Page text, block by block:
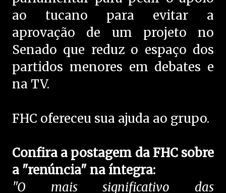
ao tucano para evitar a
aprovação de um projeto no
Senado que reduz o espaço dos
partidos menores em debates e
na TV.
FHC ofereceu sua ajuda ao grupo.
Confira a postagem da FHC sobre
a "renúncia" na íntegra:
"O mais significativo das